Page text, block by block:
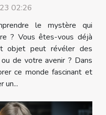
02:26
le mystère qui
? Vous êtes-vous déjà
objet peut révéler des
de votre avenir ? Dans
ce monde fascinant et
un...